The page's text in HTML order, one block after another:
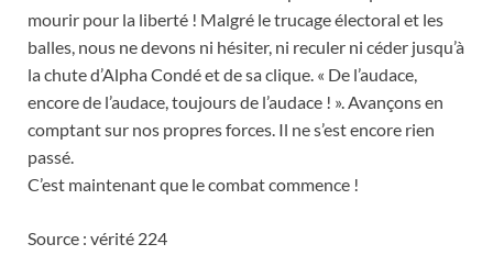
mourir pour la liberté ! Malgré le trucage électoral et les
balles, nous ne devons ni hésiter, ni reculer ni céder jusqu’à
la chute d’Alpha Condé et de sa clique. « De l’audace,
encore de l’audace, toujours de l’audace ! ». Avançons en
comptant sur nos propres forces. Il ne s’est encore rien
passé.
C’est maintenant que le combat commence !
Source : vérité 224